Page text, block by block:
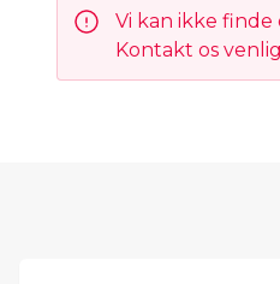
Vi kan ikke
Kontakt os